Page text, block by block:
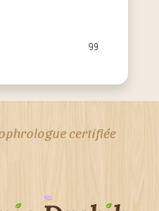
certifiée